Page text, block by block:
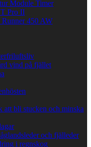
Module Timer
Pro II
450 AW
vind på fjället
bli stucken och minska
och fjälleder
i regnskog